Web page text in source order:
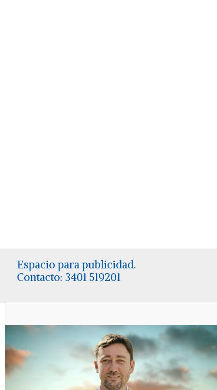
Espacio para publicidad.
Contacto: 3401 519201